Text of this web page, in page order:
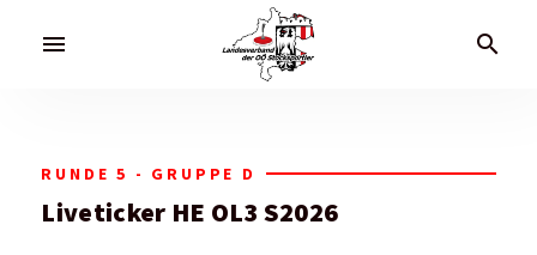
menu search
RUNDE 5 - GRUPPE D
Liveticker HE OL3 S2026